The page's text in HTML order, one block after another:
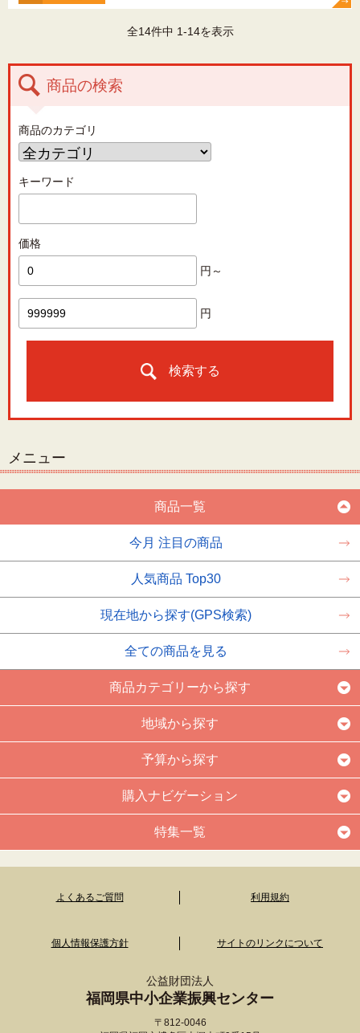
全14件中 1-14を表示
商品の検索
商品のカテゴリ
キーワード
価格
円～
円
検索する
メニュー
商品一覧
今月 注目の商品
人気商品 Top30
現在地から探す(GPS検索)
全ての商品を見る
商品カテゴリーから探す
地域から探す
予算から探す
購入ナビゲーション
特集一覧
よくあるご質問 利用規約
個人情報保護方針 サイトのリンクについて
公益財団法人
福岡県中小企業振興センター
〒812-0046